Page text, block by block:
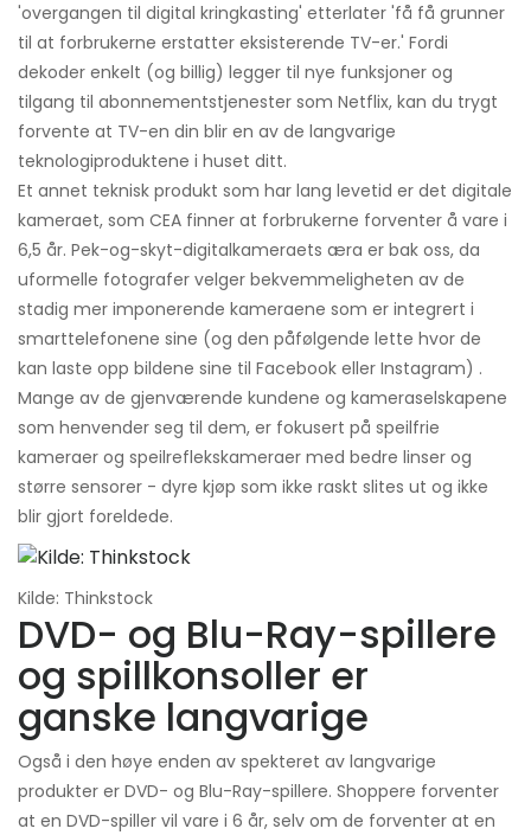
'overgangen til digital kringkasting' etterlater 'få få grunner
til at forbrukerne erstatter eksisterende TV-er.' Fordi
dekoder enkelt (og billig) legger til nye funksjoner og
tilgang til abonnementstjenester som Netflix, kan du trygt
forvente at TV-en din blir en av de langvarige
teknologiproduktene i huset ditt.
Et annet teknisk produkt som har lang levetid er det digitale
kameraet, som CEA finner at forbrukerne forventer å vare i
6,5 år. Pek-og-skyt-digitalkameraets æra er bak oss, da
uformelle fotografer velger bekvemmeligheten av de
stadig mer imponerende kameraene som er integrert i
smarttelefonene sine (og den påfølgende lette hvor de
kan laste opp bildene sine til Facebook eller Instagram) .
Mange av de gjenværende kundene og kameraselskapene
som henvender seg til dem, er fokusert på speilfrie
kameraer og speilreflekskameraer med bedre linser og
større sensorer - dyre kjøp som ikke raskt slites ut og ikke
blir gjort foreldede.
Kilde: Thinkstock
DVD- og Blu-Ray-spillere
og spillkonsoller er
ganske langvarige
Også i den høye enden av spekteret av langvarige
produkter er DVD- og Blu-Ray-spillere. Shoppere forventer
at en DVD-spiller vil vare i 6 år, selv om de forventer at en